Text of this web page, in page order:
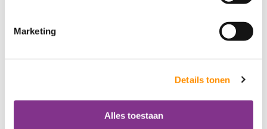
Marketing
Details tonen
Alles toestaan
Barneveld, Putten, Regio Eemland, Achterveld, Amersfoort,